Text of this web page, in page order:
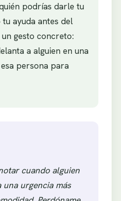
podrías darle tu
ayuda antes del
gesto concreto:
a alguien en una
persona para
cuando alguien
urgencia más